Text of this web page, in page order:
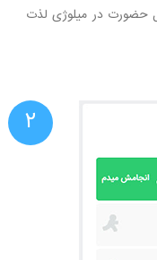
حضورت در میلوژی لذت
۲